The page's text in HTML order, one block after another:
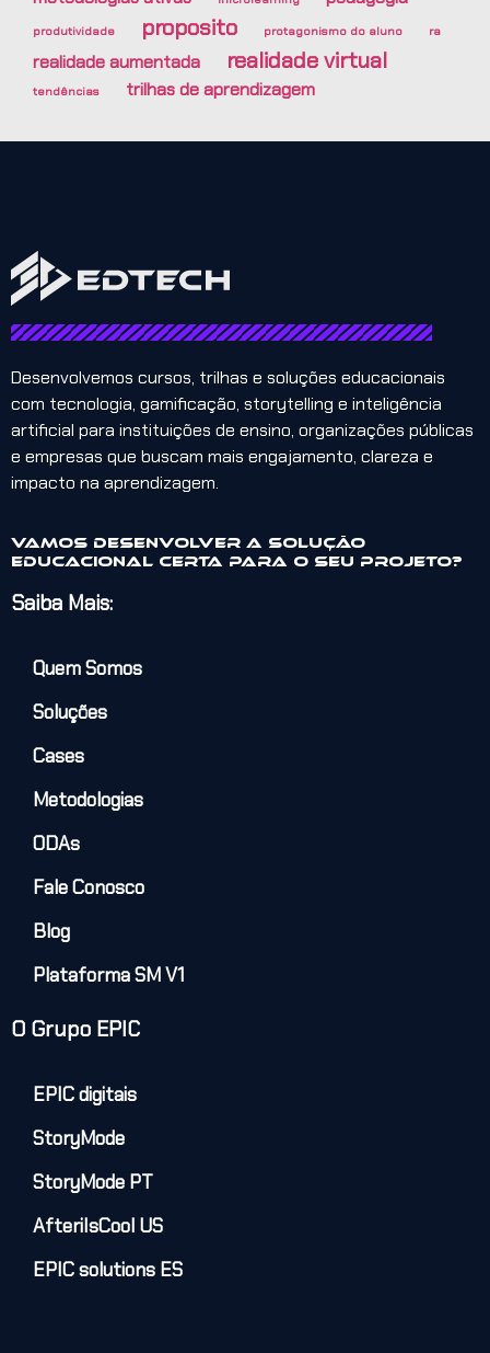
produtividade proposito protagonismo do aluno ra
realidade aumentada realidade virtual
tendências trilhas de aprendizagem
Desenvolvemos cursos, trilhas e soluções educacionais
com tecnologia, gamificação, storytelling e inteligência
artificial para instituições de ensino, organizações públicas
e empresas que buscam mais engajamento, clareza e
impacto na aprendizagem.
Vamos desenvolver a solução
educacional certa para o seu projeto?
Saiba Mais:
Quem Somos
Soluções
Cases
Metodologias
ODAs
Fale Conosco
Blog
Plataforma SM V1
O Grupo EPIC
EPIC digitais
StoryMode
StoryMode PT
AfteriIsCool US
EPIC solutions ES